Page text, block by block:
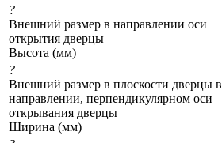
?
Внешний размер в направлении оси
открытия дверцы
Высота (мм)
?
Внешний размер в плоскости дверцы в
направлении, перпендикулярном оси
открывания дверцы
Ширина (мм)